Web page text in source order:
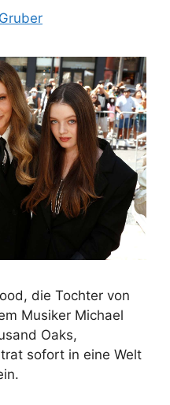
die Tochter von
Musiker Michael
Oaks,
sofort in eine Welt